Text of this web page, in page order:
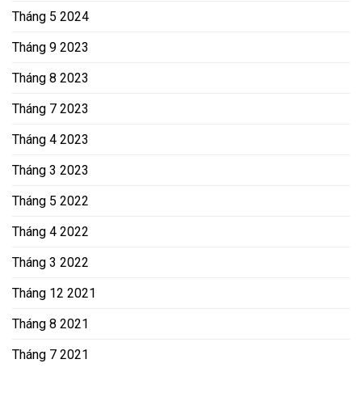
Tháng 5 2024
Tháng 9 2023
Tháng 8 2023
Tháng 7 2023
Tháng 4 2023
Tháng 3 2023
Tháng 5 2022
Tháng 4 2022
Tháng 3 2022
Tháng 12 2021
Tháng 8 2021
Tháng 7 2021